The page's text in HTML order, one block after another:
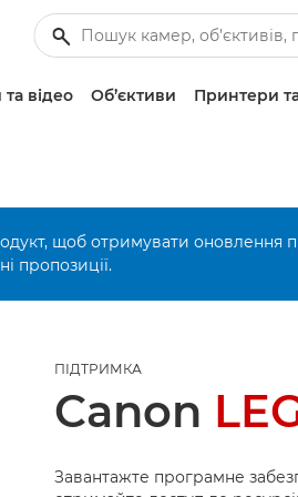
відео Об’єктиви Принтери
щоб отримувати оновлення
пропозиції.
ПІДТРИМКА
Canon
Завантажте програмне